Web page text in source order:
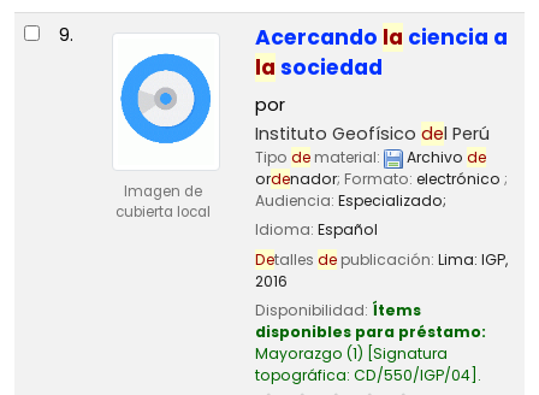
9.
Imagen de
cubierta local
Acercando la ciencia a
la sociedad
por
Instituto Geofísico del Perú
Tipo dematerial: Archivo de
ordenador; Formato: electrónico ;
Audiencia: Especializado;
Idioma: Español
Detalles depublicación: Lima: IGP,
2016
Disponibilidad: Ítems
disponibles para préstamo:
Mayorazgo (1) Signatura
topográfica: CD/550/IGP/04 .